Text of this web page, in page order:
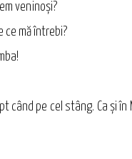
veninoşi?
ce mă întrebi?
pe cel stâng. Ca şi